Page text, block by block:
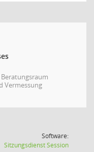
Vermessung
Software:
SitzungsdienstSession(Wird in